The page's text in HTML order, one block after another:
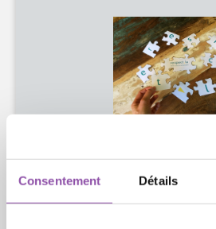
Consentement Détails